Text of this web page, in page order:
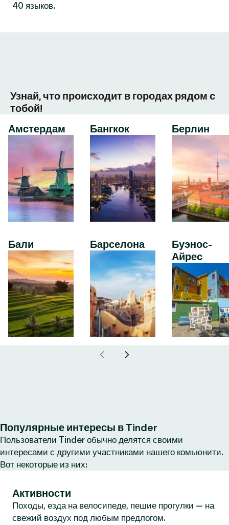
40 языков.
Узнай, что происходит в городах рядом с
тобой!
Амстердам
Бали
Бангкок
Барселона
Берлин
Буэнос-
Айрес
Популярные интересы в Tinder
Пользователи Tinder обычно делятся своими
интересами с другими участниками нашего комьюнити.
Вот некоторые из них:
Активности
Походы, езда на велосипеде, пешие прогулки — на
свежий воздух под любым предлогом.